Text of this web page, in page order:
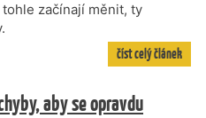
začínají měnit, ty
číst celý článek
aby se opravdu